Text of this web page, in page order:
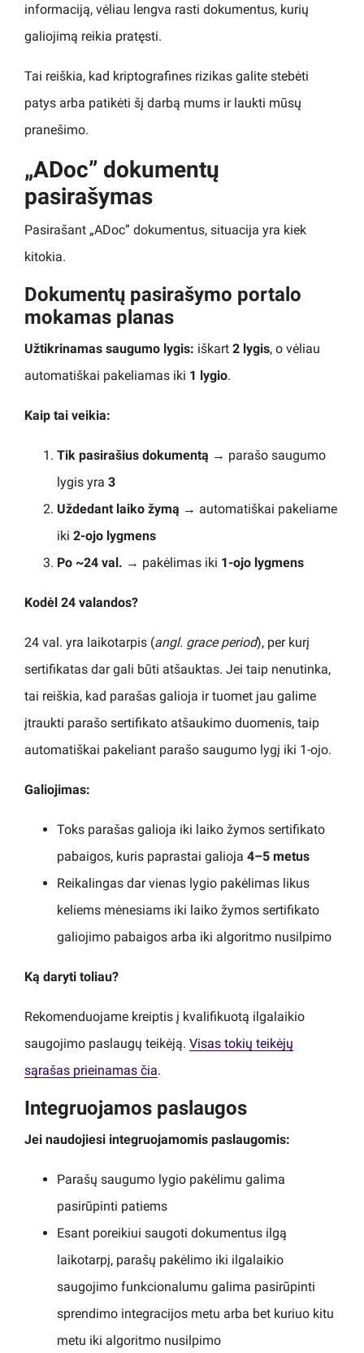
informaciją, vėliau lengva rasti dokumentus, kurių
galiojimą reikia pratęsti.
Tai reiškia, kad kriptografines rizikas galite stebėti
patys arba patikėti šį darbą mums ir laukti mūsų
pranešimo.
„ADoc” dokumentų
pasirašymas
Pasirašant „ADoc” dokumentus, situacija yra kiek
kitokia.
Dokumentų pasirašymo portalo
mokamas planas
Užtikrinamas saugumo lygis: iškart 2 lygis, o vėliau
automatiškai pakeliamas iki 1 lygio.
Kaip tai veikia:
Tik pasirašius dokumentą → parašo saugumo
lygis yra 3
Uždedant laiko žymą → automatiškai pakeliame
iki 2-ojo lygmens
Po ~24 val. → pakėlimas iki 1-ojo lygmens
Kodėl 24 valandos?
24 val. yra laikotarpis (angl. grace period), per kurį
sertifikatas dar gali būti atšauktas. Jei taip nenutinka,
tai reiškia, kad parašas galioja ir tuomet jau galime
įtraukti parašo sertifikato atšaukimo duomenis, taip
automatiškai pakeliant parašo saugumo lygį iki 1-ojo.
Galiojimas:
Toks parašas galioja iki laiko žymos sertifikato
pabaigos, kuris paprastai galioja 4–5 metus
Reikalingas dar vienas lygio pakėlimas likus
keliems mėnesiams iki laiko žymos sertifikato
galiojimo pabaigos arba iki algoritmo nusilpimo
Ką daryti toliau?
Rekomenduojame kreiptis į kvalifikuotą ilgalaikio
saugojimo paslaugų teikėją. Visas tokių teikėjų
sąrašas prieinamas čia.
Integruojamos paslaugos
Jei naudojiesi integruojamomis paslaugomis:
Parašų saugumo lygio pakėlimu galima
pasirūpinti patiems
Esant poreikiui saugoti dokumentus ilgą
laikotarpį, parašų pakėlimo iki ilgalaikio
saugojimo funkcionalumu galima pasirūpinti
sprendimo integracijos metu arba bet kuriuo kitu
metu iki algoritmo nusilpimo